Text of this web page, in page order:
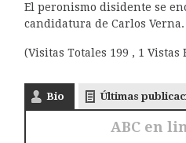
El peronismo disidente se
candidatura de Carlos Verna.
(Visitas Totales 199 , 1 Vistas
Bio Últimas
ABC en